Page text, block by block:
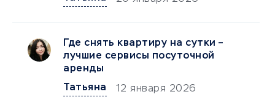
Где снять квартиру на сутки –
лучшие сервисы посуточной
аренды
Татьяна
12 января 2026